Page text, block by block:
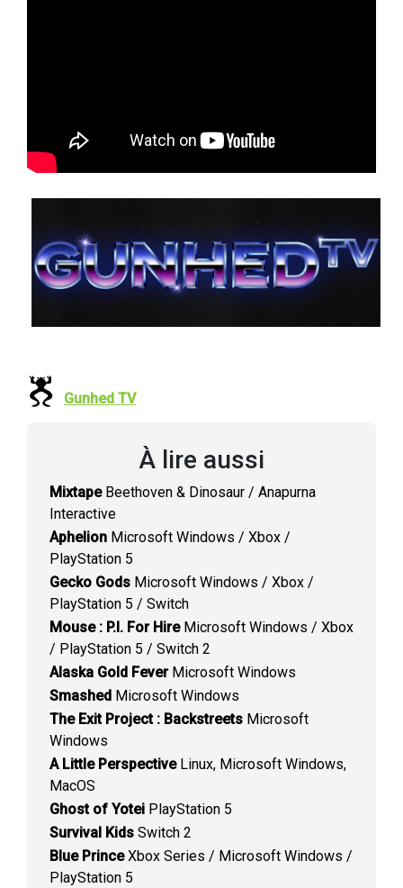
Gunhed TV
À lire aussi
MixtapeBeethoven & Dinosaur / Anapurna
Interactive
Aphelion Microsoft Windows / Xbox /
PlayStation 5
Gecko Gods Microsoft Windows / Xbox /
PlayStation 5 / Switch
Mouse : P.I. For HireMicrosoft Windows / Xbox
/ PlayStation 5 / Switch 2
Alaska Gold FeverMicrosoft Windows
Smashed Microsoft Windows
The Exit Project : Backstreets Microsoft
Windows
A Little PerspectiveLinux, Microsoft Windows,
MacOS
Ghost of Yotei PlayStation 5
Survival Kids Switch 2
Blue PrinceXbox Series / Microsoft Windows /
PlayStation 5